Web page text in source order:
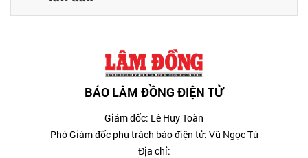
BÁO LÂM ĐỒNG ĐIỆN TỬ
Giám đốc: Lê Huy Toàn
Phó Giám đốc phụ trách báo điện tử: Vũ Ngọc Tú
Địa chỉ: